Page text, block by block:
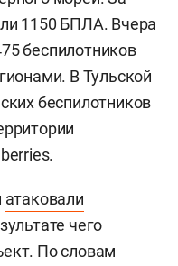
1150 БПЛА. Вчера
беспилотников
В Тульской
беспилотников
атаковали
чего
По словам